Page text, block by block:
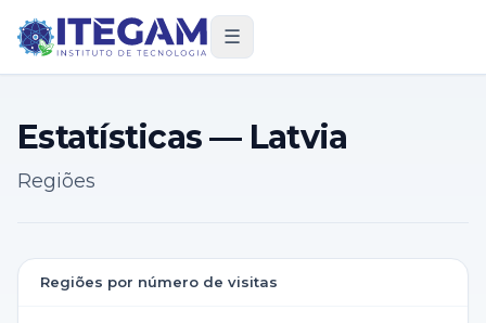
☰
Estatísticas — Latvia
Regiões
Regiões por número de visitas